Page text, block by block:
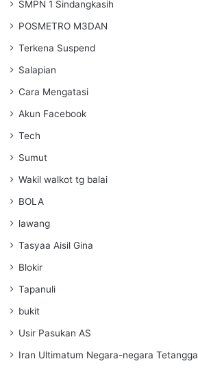
SMPN 1 Sindangkasih
POSMETRO M3DAN
Terkena Suspend
Salapian
Cara Mengatasi
Akun Facebook
Tech
Sumut
Wakil walkot tg balai
BOLA
lawang
Tasyaa Aisil Gina
Blokir
Tapanuli
bukit
Usir Pasukan AS
Iran Ultimatum Negara-negara Tetangga